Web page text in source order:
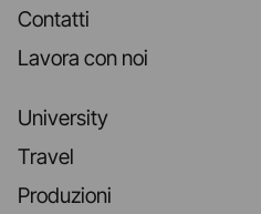
Contatti
Lavora con noi
University
Travel
Produzioni